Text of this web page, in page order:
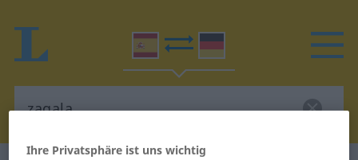
Ihre Privatsphäre ist uns wichtig